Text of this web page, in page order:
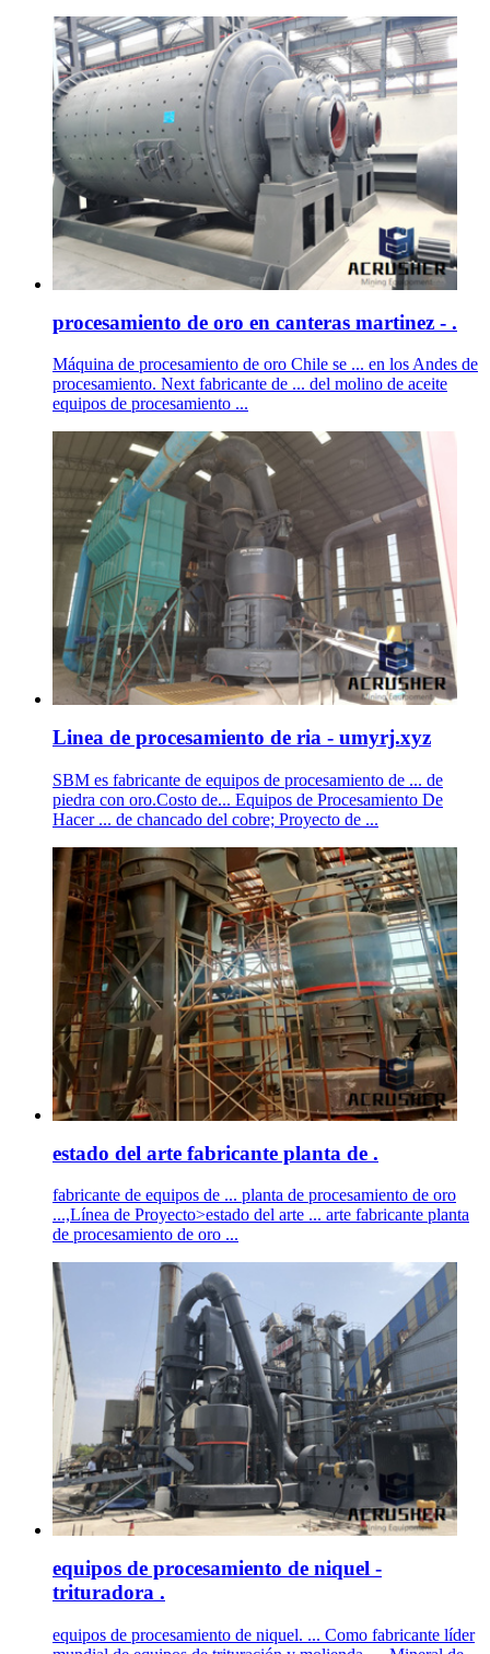
procesamiento de oro en canteras martinez - .
Máquina de procesamiento de oro Chile se ... en los Andes de
procesamiento. Next fabricante de ... del molino de aceite
equipos de procesamiento ...
Linea de procesamiento de ria - umyrj.xyz
SBM es fabricante de equipos de procesamiento de ... de
piedra con oro.Costo de... Equipos de Procesamiento De
Hacer ... de chancado del cobre; Proyecto de ...
estado del arte fabricante planta de .
fabricante de equipos de ... planta de procesamiento de oro
...,Línea de Proyecto>estado del arte ... arte fabricante planta
de procesamiento de oro ...
equipos de procesamiento de niquel -
trituradora .
equipos de procesamiento de niquel. ... Como fabricante líder